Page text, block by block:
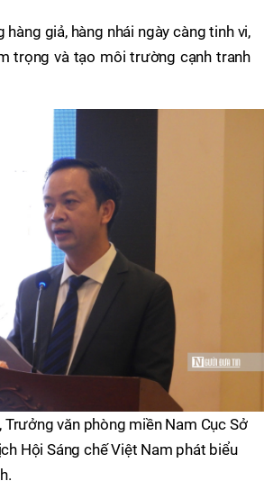
hàng giả, hàng nhái ngày càng tinh vi,
trọng và tạo môi trường cạnh tranh
Trưởng văn phòng miền Nam Cục Sở
Hội Sáng chế Việt Nam phát biểu